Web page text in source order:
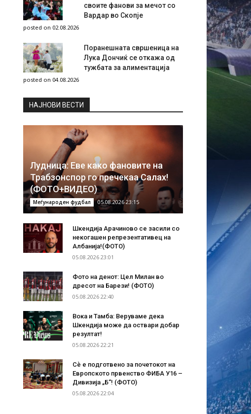
своите фанови за мечот со
Вардар во Скопје
posted on 02.08.2026
Поранешната свршеница на
Лука Дончиќ се откажа од
тужбата за алиментација
posted on 04.08.2026
НAЈНОВИ ВЕСТИ
Лудница: Еве како фановите на
Трабзонспор го пречекаа Салах!
(ФОТО+ВИДЕО)
Меѓународен фудбал 05.08.2026 23:15
Шкендија Арачиново се засили со
некогашен репрезентативец на
Албанија!(ФОТО)
05.08.2026 23:01
Фото на денот: Цел Милан во
дресот на Барези! (ФОТО)
05.08.2026 22:40
Вока и Тамба: Веруваме дека
Шкендија може да оствари добар
резултат!
05.08.2026 22:21
Сѐ е подготвено за почетокот на
Европското првенство ФИБА У16 –
Дивизија „Б“! (ФОТО)
05.08.2026 22:04